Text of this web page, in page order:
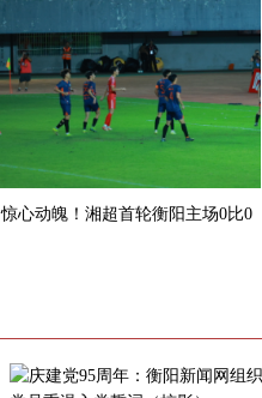
惊心动魄！湘超首轮衡阳主场0比0